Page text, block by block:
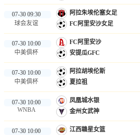
07-30 09:30
球会友谊
阿拉朱埃伦塞女足
FC阿里安沙女足
07-30 10:00
中美俱杯
FC阿里安沙
安提瓜GFC
07-30 10:00
中美俱杯
阿拉胡埃伦斯
夏拉祖
07-30 10:00
WNBA
凤凰城水银
金州女武神
07-30 10:00
江西赣星女篮